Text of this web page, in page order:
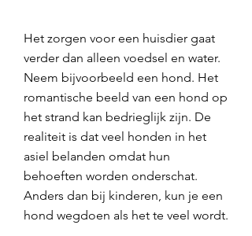
Het zorgen voor een huisdier gaat
verder dan alleen voedsel en water.
Neem bijvoorbeeld een hond. Het
romantische beeld van een hond op
het strand kan bedrieglijk zijn. De
realiteit is dat veel honden in het
asiel belanden omdat hun
behoeften worden onderschat.
Anders dan bij kinderen, kun je een
hond wegdoen als het te veel wordt.